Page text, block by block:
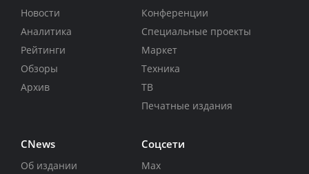
Новости
Аналитика
Рейтинги
Обзоры
Архив
Конференции
Специальные проекты
Маркет
Техника
ТВ
Печатные издания
CNews
Об издании
Соцсети
Max